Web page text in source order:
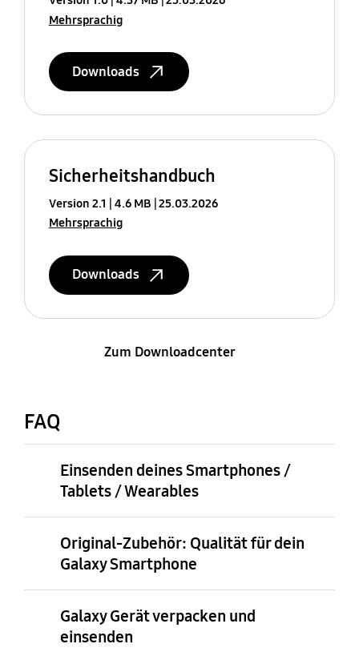
Mehrsprachig
Downloads
Sicherheitshandbuch
Version 2.1 4.6 MB 25.03.2026
Mehrsprachig
Downloads
Zum Downloadcenter
FAQ
Einsenden deines Smartphones /
Tablets / Wearables
Original-Zubehör: Qualität für dein
Galaxy Smartphone
Galaxy Gerät verpacken und
einsenden